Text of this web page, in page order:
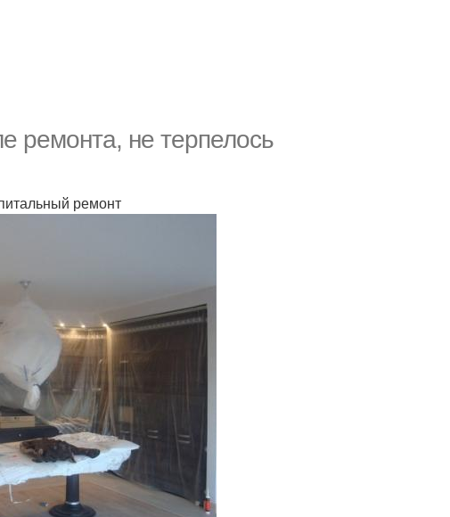
ремонта, не терпелось
ремонт